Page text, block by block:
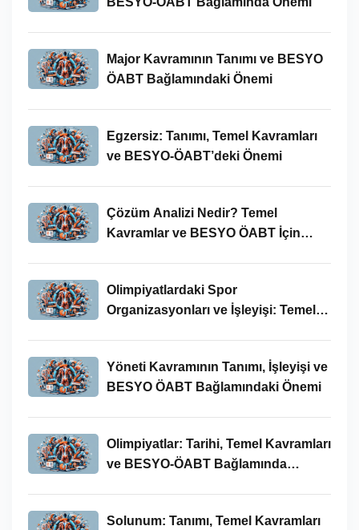
Major Kavramının Tanımı ve BESYO
ÖABT Bağlamındaki Önemi
Egzersiz: Tanımı, Temel Kavramları
ve BESYO-ÖABT’deki Önemi
Çözüm Analizi Nedir? Temel
Kavramlar ve BESYO ÖABT İçin
Olimpiyatlardaki Spor
Organizasyonları ve İşleyişi: Temel
Yöneti Kavramının Tanımı, İşleyişi ve
BESYO ÖABT Bağlamındaki Önemi
Olimpiyatlar: Tarihi, Temel Kavramları
ve BESYO-ÖABT Bağlamında
Solunum: Tanımı, Temel Kavramları